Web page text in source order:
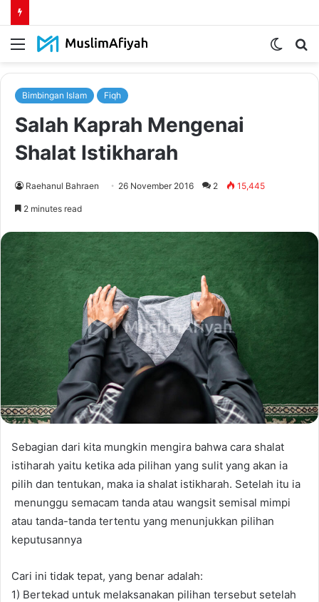
Menu
Switch
Bimbingan Islam Fiqh
Salah Kaprah Mengenai
Shalat Istikharah
Raehanul Bahraen 26 November 2016 2 15,445
2 minutes read
Sebagian dari kita mungkin mengira bahwa cara shalat
istiharah yaitu ketika ada pilihan yang sulit yang akan ia
pilih dan tentukan, maka ia shalat istikharah. Setelah itu ia
menunggu semacam tanda atau wangsit semisal mimpi
atau tanda-tanda tertentu yang menunjukkan pilihan
keputusannya
Cari ini tidak tepat, yang benar adalah:
1) Bertekad untuk melaksanakan pilihan tersebut setelah